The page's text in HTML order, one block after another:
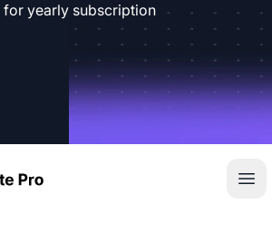
for yearly subscription